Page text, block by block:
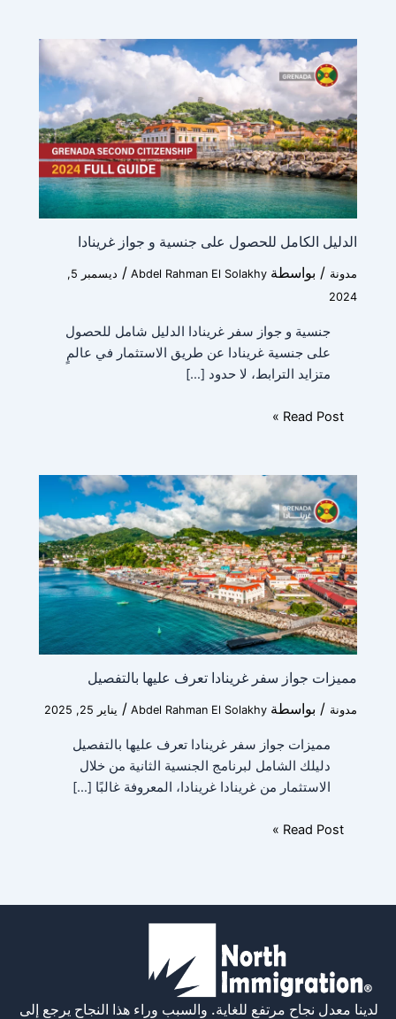
الدليل الكامل للحصول على جنسية و جواز غرينادا
مدونة / بواسطة Abdel Rahman El Solakhy
/
ديسمبر 5,
2024
جنسية و جواز سفر غرينادا الدليل شامل للحصول
على جنسية غرينادا عن طريق الاستثمار في عالمٍ
متزايد الترابط، لا حدود […]
Read Post »
مميزات جواز سفر غرينادا تعرف عليها بالتفصيل
مدونة / بواسطة Abdel Rahman El Solakhy
/ يناير 25, 2025
مميزات جواز سفر غرينادا تعرف عليها بالتفصيل
دليلك الشامل لبرنامج الجنسية الثانية من خلال
الاستثمار من غرينادا غرينادا، المعروفة غالبًا […]
Read Post »
لدينا معدل نجاح مرتفع للغاية. والسبب وراء هذا النجاح يرجع إلى